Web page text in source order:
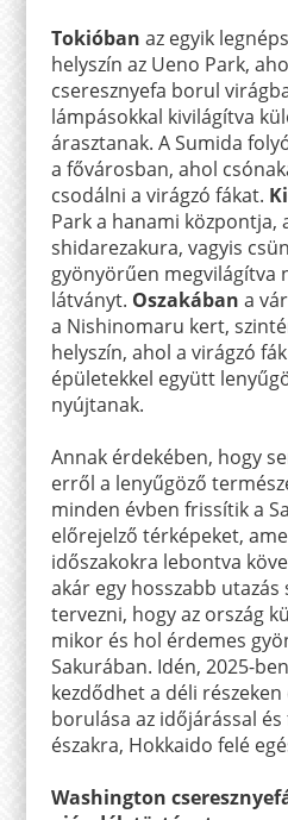
Tokióban az egyik
helyszín az Ueno Park,
cseresznyefa borul
lámpásokkal kivilágítva
árasztanak. A Sumida
a fővárosban, ahol
csodálni a virágzó fákat.
Park a hanami központja,
shidarezakura, vagyis
gyönyörűen megvilágítva
látványt. Oszakában a
a Nishinomaru kert,
helyszín, ahol a virágzó
épületekkel együtt
nyújtanak.
Annak érdekében, hogy
erről a lenyűgöző
minden évben frissítik a
előrejelző térképeket,
időszakokra lebontva
akár egy hosszabb
tervezni, hogy az ország
mikor és hol érdemes
Sakurában. Idén, 2025-
kezdődhet a déli
borulása az időjárással
északra, Hokkaido felé
Washington